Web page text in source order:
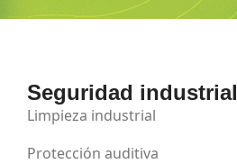
Seguridad industrial
Limpieza industrial
Protección auditiva